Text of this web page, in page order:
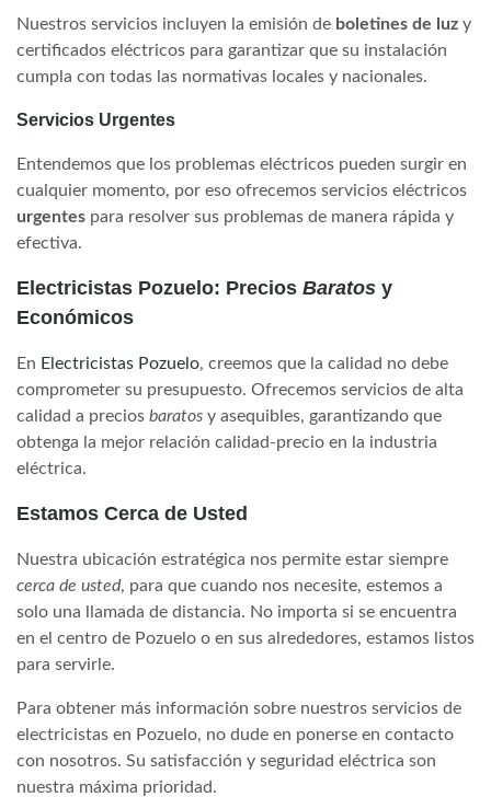
Nuestros servicios incluyen la emisión de boletines de luz y
certificados eléctricos para garantizar que su instalación
cumpla con todas las normativas locales y nacionales.
Servicios Urgentes
Entendemos que los problemas eléctricos pueden surgir en
cualquier momento, por eso ofrecemos servicios eléctricos
urgentes para resolver sus problemas de manera rápida y
efectiva.
Electricistas Pozuelo: Precios Baratos y
Económicos
En Electricistas Pozuelo, creemos que la calidad no debe
comprometer su presupuesto. Ofrecemos servicios de alta
calidad a precios baratos y asequibles, garantizando que
obtenga la mejor relación calidad-precio en la industria
eléctrica.
Estamos Cerca de Usted
Nuestra ubicación estratégica nos permite estar siempre
cerca de usted, para que cuando nos necesite, estemos a
solo una llamada de distancia. No importa si se encuentra
en el centro de Pozuelo o en sus alrededores, estamos listos
para servirle.
Para obtener más información sobre nuestros servicios de
electricistas en Pozuelo, no dude en ponerse en contacto
con nosotros. Su satisfacción y seguridad eléctrica son
nuestra máxima prioridad.